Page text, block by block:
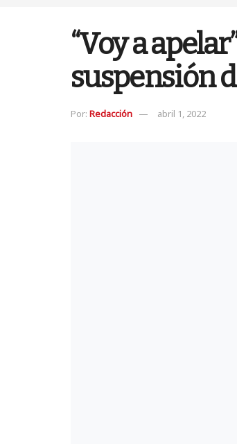
“Voy a
suspensión
Por: Redacción abril 1, 2022